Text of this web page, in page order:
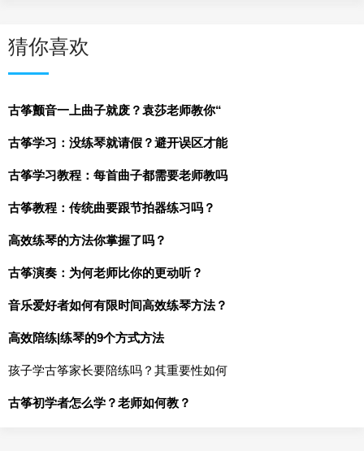
猜你喜欢
古筝颤音一上曲子就废？袁莎老师教你“
古筝学习：没练琴就请假？避开误区才能
古筝学习教程：每首曲子都需要老师教吗
古筝教程：传统曲要跟节拍器练习吗？
高效练琴的方法你掌握了吗？
古筝演奏：为何老师比你的更动听？
音乐爱好者如何有限时间高效练琴方法？
高效陪练|练琴的9个方式方法
孩子学古筝家长要陪练吗？其重要性如何
古筝初学者怎么学？老师如何教？